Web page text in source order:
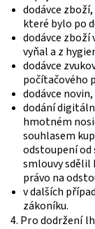
dodávce
které bylo po
dodávce zboží
vyňal a z
dodávce
počítačového
dodávce
dodání
hmotném
souhlasem
odstoupení od
smlouvy sdělil
právo na
v dalších
zákoníku.
4. Pro dodržení